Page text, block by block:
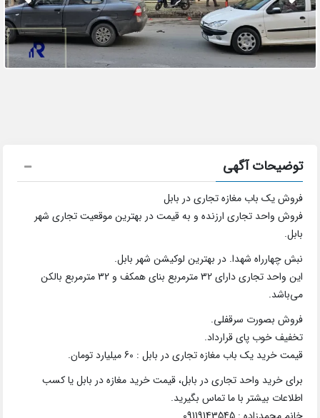
توضیحات آگهی
فروش یک باب مغازه تجاری در بابل
فروش واحد تجاری ارزنده و به قیمت در بهترین موقعیت تجاری شهر
بابل.
نبش چهارراه شهدا. در بهترین لوکیشن شهر بابل.
این واحد تجاری دارای 32 مترمربع بنای همکف و 32 مترمربع بالکن
می‌باشد.
فروش بصورت سرقفلی.
تخفیف خوب پای قرارداد.
قیمت خرید یک باب مغازه تجاری در بابل : 60 میلیارد تومان.
برای خرید واحد تجاری در بابل، قیمت خرید مغازه در بابل یا کسب
اطلاعات بیشتر با ما تماس بگیرید.